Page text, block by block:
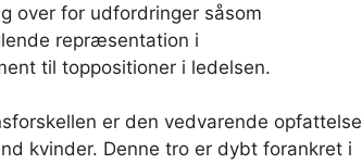
over for udfordringer såsom
repræsentation i
til toppositioner i ledelsen.
er den vedvarende opfattelse
kvinder. Denne tro er dybt forankret i